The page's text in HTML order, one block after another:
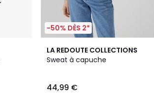
-50% DÈS 2*
LA REDOUTE COLLECTIONS
Sweat à capuche
44,99 €
4,6
/ 5
2
Couleurs